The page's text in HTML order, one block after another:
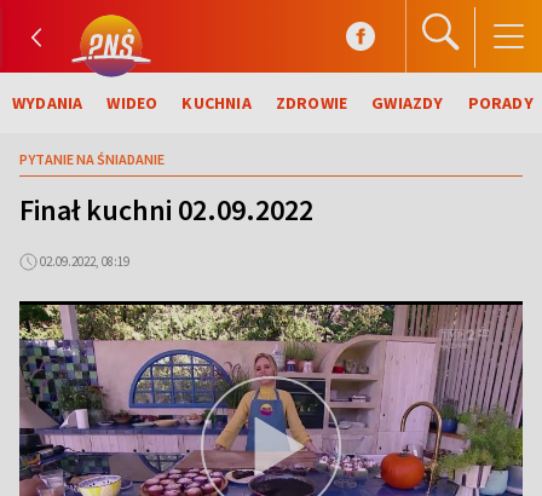
WYDANIA WIDEO KUCHNIA ZDROWIE GWIAZDY PORADY
PYTANIE NA ŚNIADANIE
Finał kuchni 02.09.2022
02.09.2022, 08:19